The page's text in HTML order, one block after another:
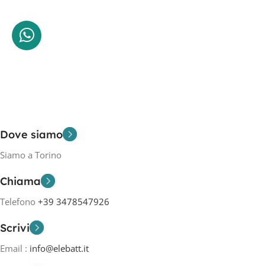
Dove siamo
Siamo a Torino
Chiama
Telefono +39 3478547926
Scrivi
Email : info@elebatt.it